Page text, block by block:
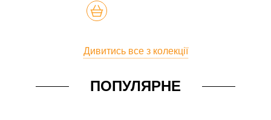
КУПИТЬ
Дивитись все з колекції
ПОПУЛЯРНЕ